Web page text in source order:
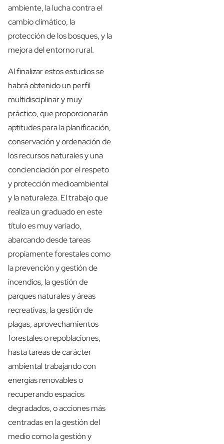
ambiente, la lucha contra el
cambio climático, la
protección de los bosques, y la
mejora del entorno rural.
Al finalizar estos estudios se
habrá obtenido un perfil
multidisciplinar y muy
práctico, que proporcionarán
aptitudes para la planificación,
conservación y ordenación de
los recursos naturales y una
concienciación por el respeto
y protección medioambiental
y la naturaleza. El trabajo que
realiza un graduado en este
título es muy variado,
abarcando desde tareas
propiamente forestales como
la prevención y gestión de
incendios, la gestión de
parques naturales y áreas
recreativas, la gestión de
plagas, aprovechamientos
forestales o repoblaciones,
hasta tareas de carácter
ambiental trabajando con
energías renovables o
recuperando espacios
degradados, o acciones más
centradas en la gestión del
medio como la gestión y